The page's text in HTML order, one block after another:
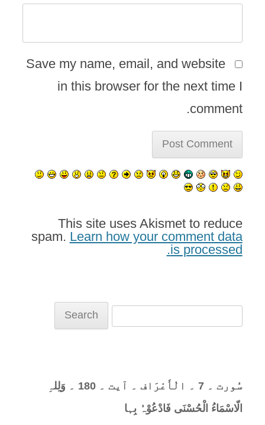
Save my name, email, and website
in this browser for the next time I
comment.
This site uses Akismet to reduce
spam. Learn how your comment data
is processed.
سُورت ۔ 7 ۔ الْأَعْرَاف ۔ آیت ۔ 180 ۔ وَلِلہِ
الّاسْمَاءُ الْحُسْنَی فَادْعُوْہُ بِہا